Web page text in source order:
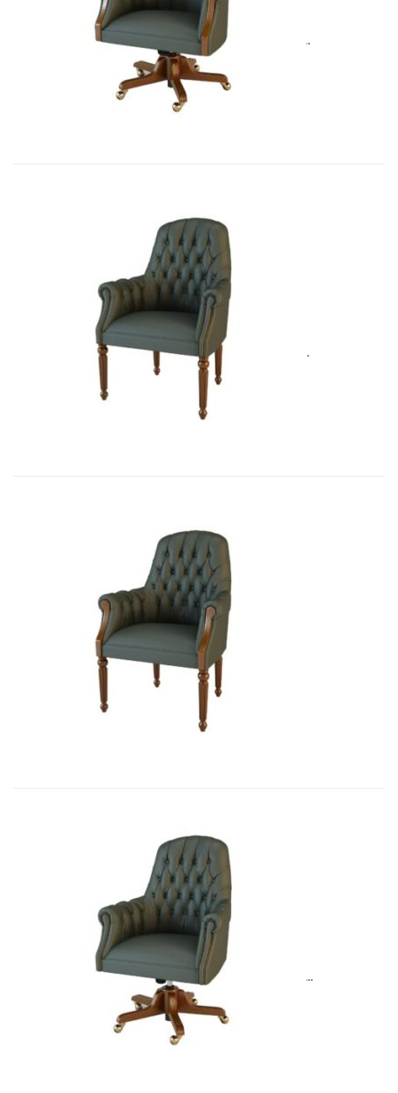
Art&Moble 01012B Кресло руковод�...
8 283,45€
Art&Moble 01013F Кресло посетит�...
4 928,80
Art&Moble 01013FB Кресло посетит...
Art&Moble 01013G Кресло конфиде�...
6 954,57€